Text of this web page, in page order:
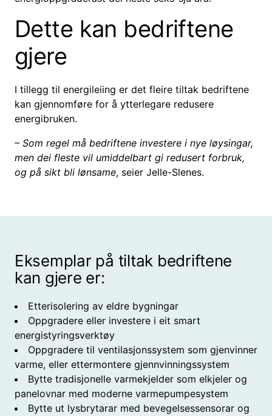
Dette kan bedriftene
gjere
I tillegg til energileiing er det fleire tiltak bedriftene
kan gjennomføre for å ytterlegare redusere
energibruken.
– Som regel må bedriftene investere i nye løysingar,
men dei fleste vil umiddelbart gi redusert forbruk,
og på sikt bli lønsame, seier Jelle-Slenes.
Eksemplar på tiltak bedriftene
kan gjere er:
Etterisolering av eldre bygningar
Oppgradere eller investere i eit smart
energistyringsverktøy
Oppgradere til ventilasjonssystem som gjenvinner
varme, eller ettermontere gjennvinningssystem
Bytte tradisjonelle varmekjelder som elkjeler og
panelovnar med moderne varmepumpesystem
Bytte ut lysbrytarar med bevegelsessensorar og